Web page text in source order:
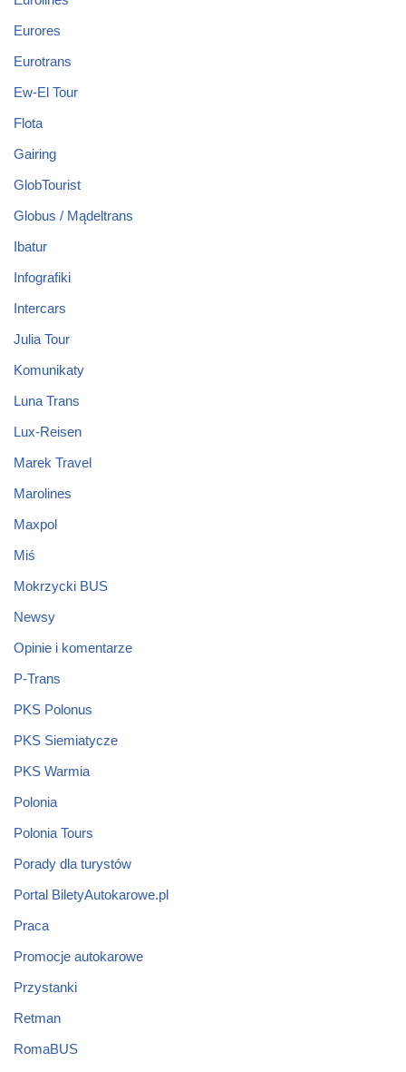
Eurores
Eurotrans
Ew-El Tour
Flota
Gairing
GlobTourist
Globus / Mądeltrans
Ibatur
Infografiki
Intercars
Julia Tour
Komunikaty
Luna Trans
Lux-Reisen
Marek Travel
Marolines
Maxpol
Miś
Mokrzycki BUS
Newsy
Opinie i komentarze
P-Trans
PKS Polonus
PKS Siemiatycze
PKS Warmia
Polonia
Polonia Tours
Porady dla turystów
Portal BiletyAutokarowe.pl
Praca
Promocje autokarowe
Przystanki
Retman
RomaBUS